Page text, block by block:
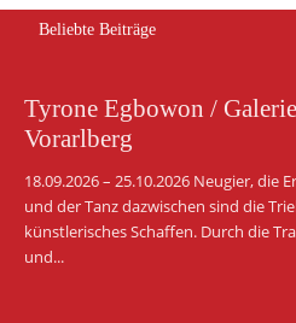
Beliebte Beiträge
Tyrone Egbowon /
Vorarlberg
18.09.2026 – 25.10.2026 Neugier, die
und der Tanz dazwischen sind die
künstlerisches Schaffen. Durch die
und...